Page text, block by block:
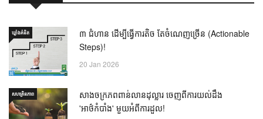
ឃ្លាំង​គំនិត
៣ ជំហាន ដើម្បីធ្វើការតិច តែចំណេញច្រើន (Actionable
Steps)!
20 Jan 2026
សហគ្រិនភាព
សាងចក្រភពពាន់លានដុល្លារ ចេញពីការយល់ដឹង
'អាថ៌កំបាំង' មួយអំពីការដួល!